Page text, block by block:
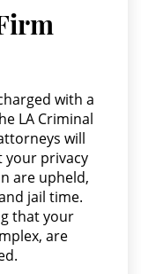
Tried As
Cases
18
Públicos
with a
LA Criminal
will
your privacy
are upheld,
jail time.
that your
are